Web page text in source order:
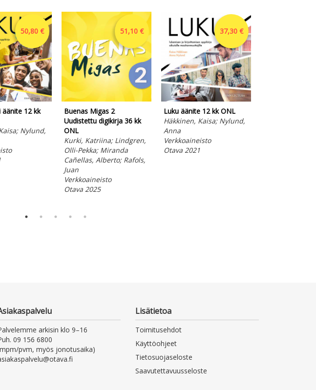
50,80 €
äänite 12 kk
Nylund,
51,10 €
Buenas Migas 2
Uudistettu digikirja 36 kk
ONL
Kurki, Katriina; Lindgren,
Olli-Pekka; Miranda
Cañellas, Alberto; Rafols,
Juan
Verkkoaineisto
Otava 2025
37,30 €
Luku äänite 12 kk ONL
Häkkinen, Kaisa; Nylund,
Anna
Verkkoaineisto
Otava 2021
arkisin klo 9–16
09 156 6800
pvm, myös jonotusaika)
Lisätietoa
Toimitusehdot
Käyttöohjeet
Tietosuojaseloste
Saavutettavuusseloste